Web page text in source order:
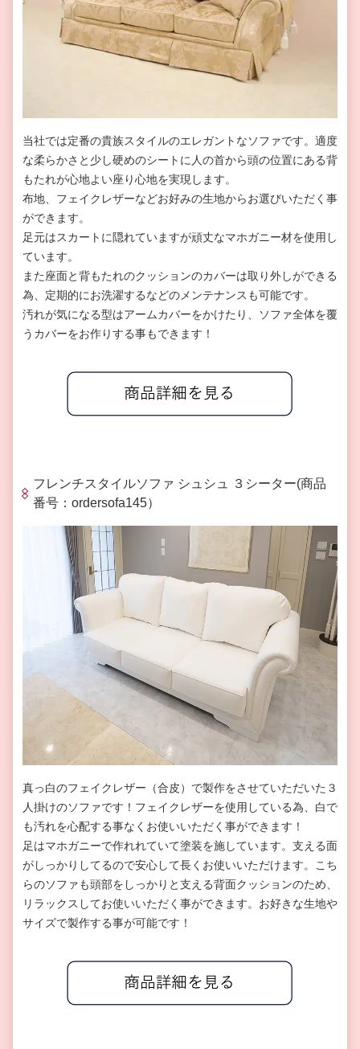
当社では定番の貴族スタイルのエレガントなソファです。適度
な柔らかさと少し硬めのシートに人の首から頭の位置にある背
もたれが心地よい座り心地を実現します。
布地、フェイクレザーなどお好みの生地からお選びいただく事
ができます。
足元はスカートに隠れていますが頑丈なマホガニー材を使用し
ています。
また座面と背もたれのクッションのカバーは取り外しができる
為、定期的にお洗濯するなどのメンテナンスも可能です。
汚れが気になる型はアームカバーをかけたり、ソファ全体を覆
うカバーをお作りする事もできます！
フレンチスタイルソファ シュシュ ３シーター(商品
番号：ordersofa145）
真っ白のフェイクレザー（合皮）で製作をさせていただいた３
人掛けのソファです！フェイクレザーを使用している為、白で
も汚れを心配する事なくお使いいただく事ができます！
足はマホガニーで作れれていて塗装を施しています。支える面
がしっかりしてるので安心して長くお使いいただけます。こち
らのソファも頭部をしっかりと支える背面クッションのため、
リラックスしてお使いいただく事ができます。お好きな生地や
サイズで製作する事が可能です！